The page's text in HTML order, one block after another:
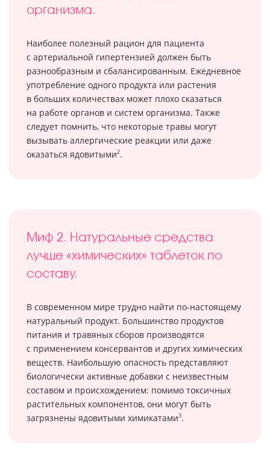
организма.
Наиболее полезный рацион для пациента
с артериальной гипертензией должен быть
разнообразным и сбалансированным. Ежедневное
употребление одного продукта или растения
в больших количествах может плохо сказаться
на работе органов и систем организма. Также
следует помнить, что некоторые травы могут
вызывать аллергические реакции или даже
оказаться ядовитыми2.
Миф 2. Натуральные средства
лучше «химических» таблеток по
составу.
В современном мире трудно найти по-настоящему
натуральный продукт. Большинство продуктов
питания и травяных сборов производятся
с применением консервантов и других химических
веществ. Наибольшую опасность представляют
биологически активные добавки с неизвестным
составом и происхождением: помимо токсичных
растительных компонентов, они могут быть
загрязнены ядовитыми химикатами3.